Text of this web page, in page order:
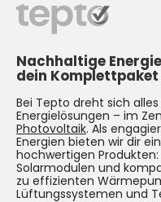
Nachhaltige
dein
Bei Tepto dreht sich
Energielösungen – im
Photovoltaik. Als
Energien bieten wir dir
hochwertigen
Solarmodulen und
zu effizienten
Lüftungssystemen und